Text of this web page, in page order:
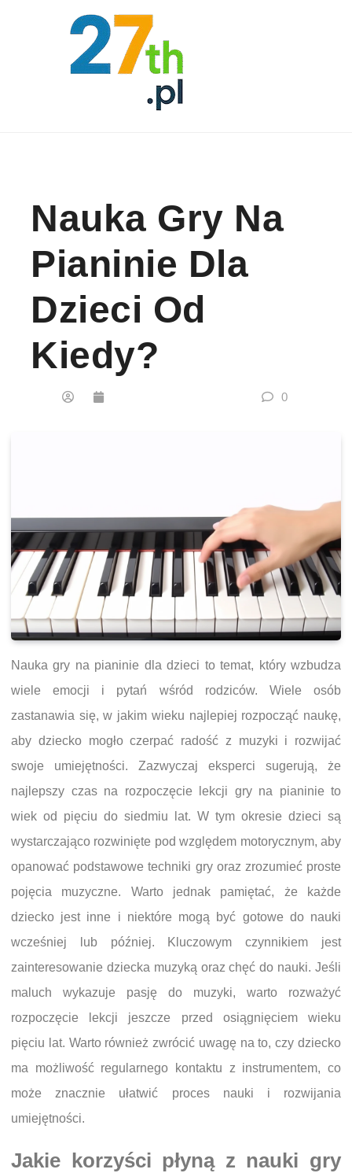
Nauka Gry Na
Pianinie Dla
Dzieci Od
Kiedy?
0
Nauka gry na pianinie dla dzieci to temat, który wzbudza
wiele emocji i pytań wśród rodziców. Wiele osób
zastanawia się, w jakim wieku najlepiej rozpocząć naukę,
aby dziecko mogło czerpać radość z muzyki i rozwijać
swoje umiejętności. Zazwyczaj eksperci sugerują, że
najlepszy czas na rozpoczęcie lekcji gry na pianinie to
wiek od pięciu do siedmiu lat. W tym okresie dzieci są
wystarczająco rozwinięte pod względem motorycznym, aby
opanować podstawowe techniki gry oraz zrozumieć proste
pojęcia muzyczne. Warto jednak pamiętać, że każde
dziecko jest inne i niektóre mogą być gotowe do nauki
wcześniej lub później. Kluczowym czynnikiem jest
zainteresowanie dziecka muzyką oraz chęć do nauki. Jeśli
maluch wykazuje pasję do muzyki, warto rozważyć
rozpoczęcie lekcji jeszcze przed osiągnięciem wieku
pięciu lat. Warto również zwrócić uwagę na to, czy dziecko
ma możliwość regularnego kontaktu z instrumentem, co
może znacznie ułatwić proces nauki i rozwijania
umiejętności.
Jakie korzyści płyną z nauki gry